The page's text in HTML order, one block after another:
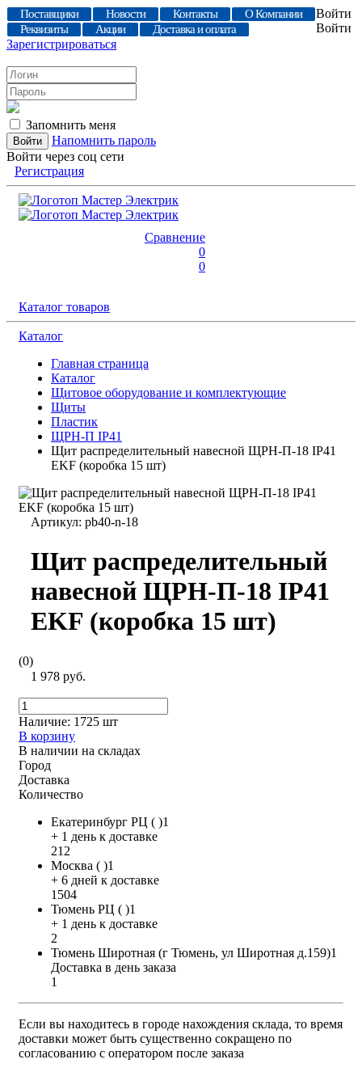
Поставщики Новости Контакты
О Компании
Реквизиты
Акции Доставка и оплата
Войти
Войти
Зарегистрироваться
Запомнить меня
Напомнить пароль
Войти через соц сети
Регистрация
Сравнение
0
0
Каталог товаров
Каталог
Главная страница
Каталог
Щитовое оборудование и комплектующие
Щиты
Пластик
ЩРН-П IP41
Щит распределительный навесной ЩРН-П-18 IP41
EKF (коробка 15 шт)
Артикул: pb40-n-18
Щит распределительный
навесной ЩРН-П-18 IP41
EKF (коробка 15 шт)
(0)
1 978 руб.
Наличие: 1725 шт
В корзину
В наличии на складах
Город
Доставка
Количество
Екатеринбург РЦ ( )1
+ 1 день к доставке
212
Москва ( )1
+ 6 дней к доставке
1504
Тюмень РЦ ( )1
+ 1 день к доставке
2
Тюмень Широтная (г Тюмень, ул Широтная д.159)1
Доставка в день заказа
1
Если вы находитесь в городе нахождения склада, то время
доставки может быть существенно сокращено по
согласованию с оператором после заказа